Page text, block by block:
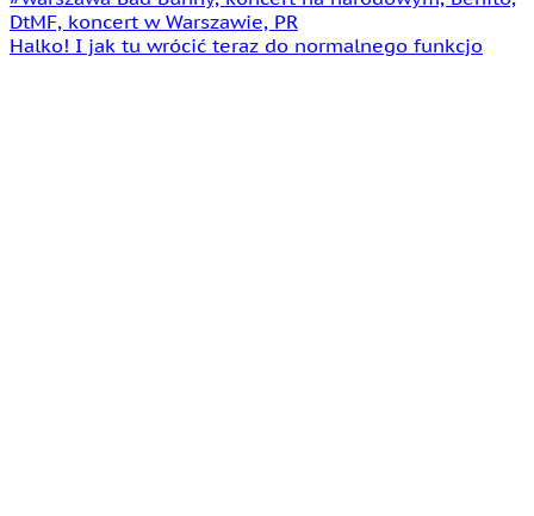
Halko! I jak tu wrócić teraz do normalnego funkcjo